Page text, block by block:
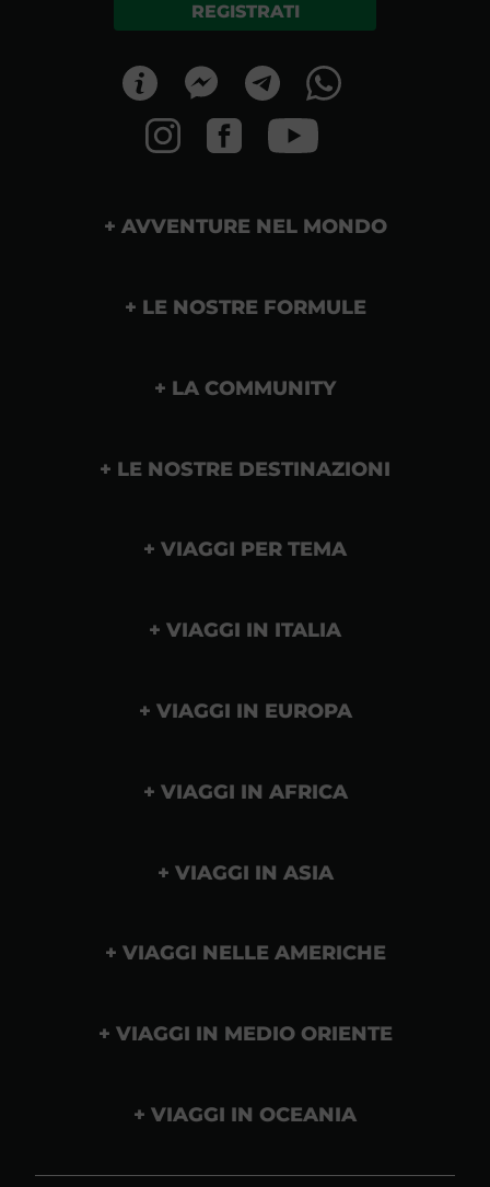
REGISTRATI
AVVENTURE NEL MONDO
LE NOSTRE FORMULE
LA COMMUNITY
LE NOSTRE DESTINAZIONI
VIAGGI PER TEMA
VIAGGI IN ITALIA
VIAGGI IN EUROPA
VIAGGI IN AFRICA
VIAGGI IN ASIA
VIAGGI NELLE AMERICHE
VIAGGI IN MEDIO ORIENTE
VIAGGI IN OCEANIA